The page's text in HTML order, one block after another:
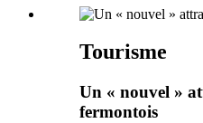
Tourisme
Un « nouvel »
fermontois